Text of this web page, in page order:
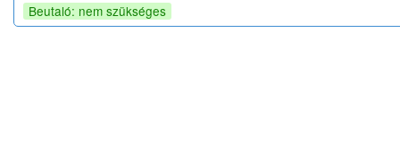
Beutaló: nem szükséges